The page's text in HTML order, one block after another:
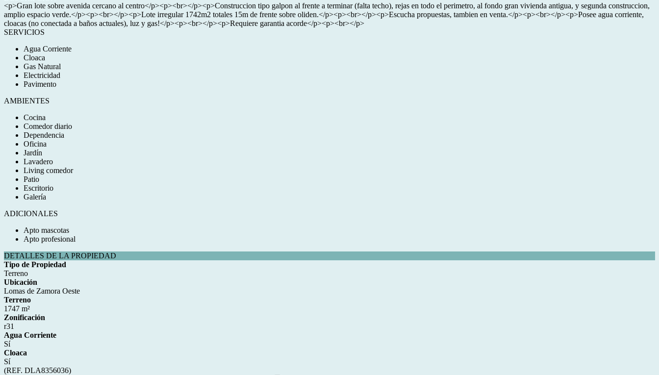
<p>Gran lote sobre avenida cercano al centro</p><p><br></p><p>Construccion tipo galpon al frente a terminar (falta techo), rejas en todo el perimetro, al fondo gran vivienda antigua, y segunda construccion,
amplio espacio verde.</p><p><br></p><p>Lote irregular 1742m2 totales 15m de frente sobre oliden.</p><p><br></p><p>Escucha propuestas, tambien en venta.</p><p><br></p><p>Posee agua corriente,
cloacas (no conectada a baños actuales), luz y gas!</p><p><br></p><p>Requiere garantia acorde</p><p><br></p>
SERVICIOS
Agua Corriente
Cloaca
Gas Natural
Electricidad
Pavimento
AMBIENTES
Cocina
Comedor diario
Dependencia
Oficina
Jardín
Lavadero
Living comedor
Patio
Escritorio
Galería
ADICIONALES
Apto mascotas
Apto profesional
DETALLES DE LA PROPIEDAD
Tipo de Propiedad
Terreno
Ubicación
Lomas de Zamora Oeste
Terreno
1747 m²
Zonificación
r31
Agua Corriente
Sí
Cloaca
Sí
(REF. DLA8356036)